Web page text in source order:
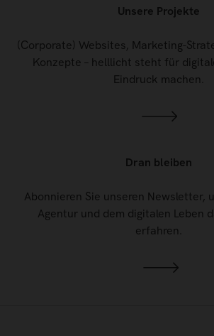
Unsere Projekte
(Corporate) Websites, Marketing-
Konzepte – helllicht steht für
Eindruck machen.
Dran bleiben
Abonnieren Sie unseren Newsletter,
Agentur und dem digitalen Leben
erfahren.